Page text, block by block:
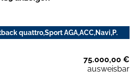
quattro,Sport AGA,ACC,Navi,P.
75.000,00 €
ausweisbar